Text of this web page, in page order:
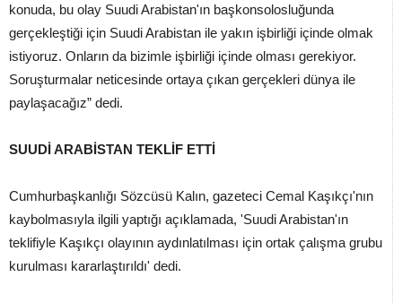
konuda, bu olay Suudi Arabistan'ın başkonsolosluğunda
gerçekleştiği için Suudi Arabistan ile yakın işbirliği içinde olmak
istiyoruz. Onların da bizimle işbirliği içinde olması gerekiyor.
Soruşturmalar neticesinde ortaya çıkan gerçekleri dünya ile
paylaşacağız” dedi.
SUUDİ ARABİSTAN TEKLİF ETTİ
Cumhurbaşkanlığı Sözcüsü Kalın, gazeteci Cemal Kaşıkçı'nın
kaybolmasıyla ilgili yaptığı açıklamada, 'Suudi Arabistan'ın
teklifiyle Kaşıkçı olayının aydınlatılması için ortak çalışma grubu
kurulması kararlaştırıldı' dedi.